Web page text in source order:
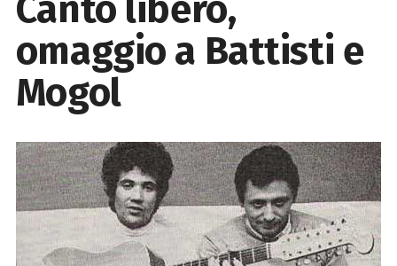
omaggio a Battisti e
Mogol